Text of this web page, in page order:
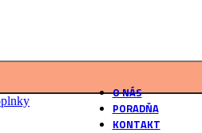
O NÁS
PORADŇA
KONTAKT